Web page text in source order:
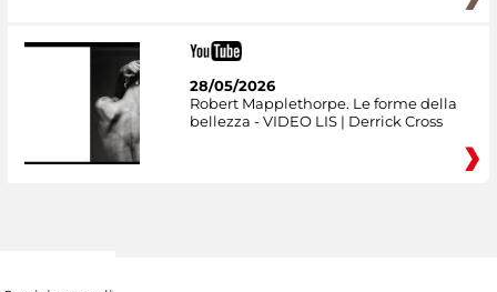
28/05/2026
Robert Mapplethorpe. Le forme della
bellezza - VIDEO LIS | Derrick Cross